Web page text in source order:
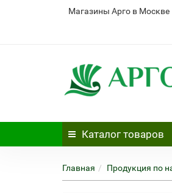
Магазины Арго в Москве
Каталог товаров
Главная Продукция по